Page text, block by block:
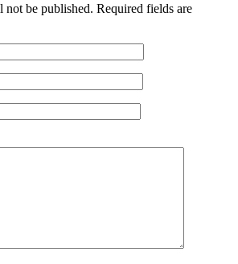
not be published. Required fields are